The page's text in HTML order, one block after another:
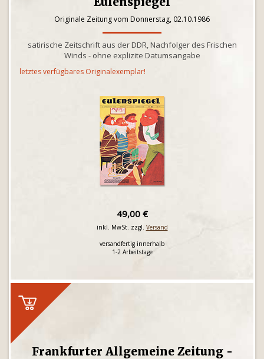
Originale Zeitung vom Donnerstag, 02.10.1986
satirische Zeitschrift aus der DDR, Nachfolger des Frischen
Winds - ohne explizite Datumsangabe
letztes verfügbares Originalexemplar!
49,00 €
inkl. MwSt. zzgl. Versand
versandfertig innerhalb
1-2 Arbeitstage
Frankfurter Allgemeine Zeitung -